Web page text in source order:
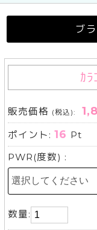
ブ
ｶﾗ
販売価格 (税込):
ポイント:16 Pt
PWR(度数) :
数量: